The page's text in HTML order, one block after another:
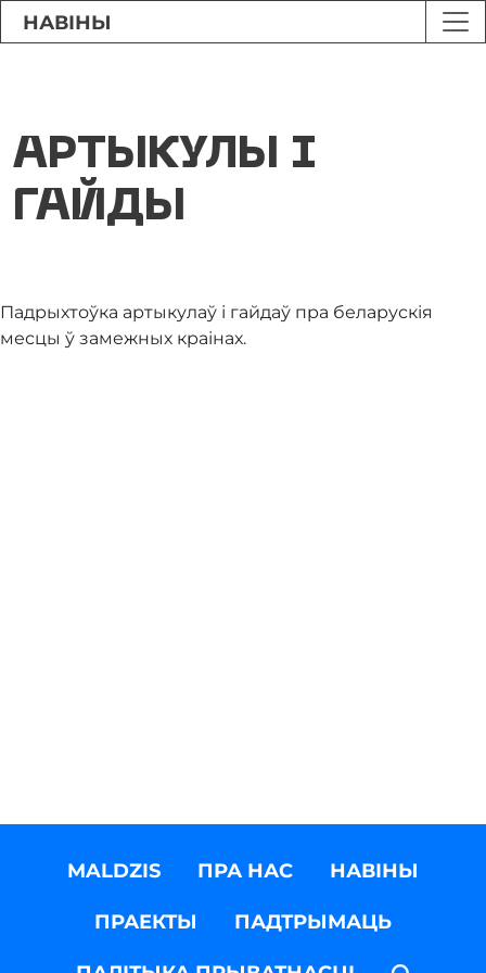
НАВІНЫ
АРТЫКУЛЫ І
ГАЙДЫ
Падрыхтоўка артыкулаў і гайдаў пра беларускія
месцы ў замежных краінах.
MALDZIS ПРА НАС НАВІНЫ
ПРАЕКТЫ ПАДТРЫМАЦЬ